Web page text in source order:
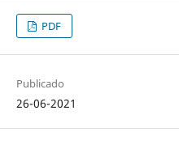
PDF
Publicado
26-06-2021